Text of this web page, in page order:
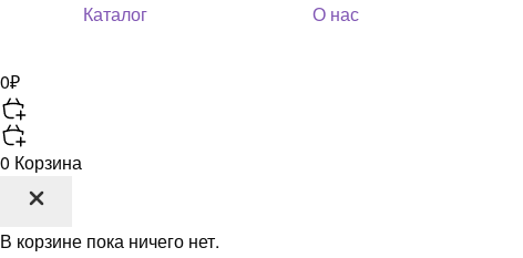
Каталог О нас
0₽
0 Корзина
В корзине пока ничего нет.